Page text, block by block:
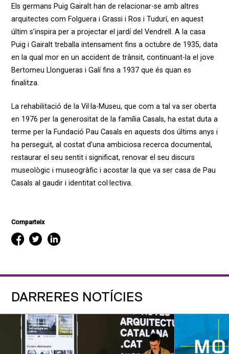
Els germans Puig Gairalt han de relacionar-se amb altres
arquitectes com Folguera i Grassi i Ros i Tudurí, en aquest
últim s’inspira per a projectar el jardí del Vendrell. A la casa
Puig i Gairalt treballa intensament fins a octubre de 1935, data
en la qual mor en un accident de trànsit, continuant-la el jove
Bertomeu Llongueras i Galí fins a 1937 que és quan es
finalitza.
La rehabilitació de la Vil·la-Museu, que com a tal va ser oberta
en 1976 per la generositat de la família Casals, ha estat duta a
terme per la Fundació Pau Casals en aquests dos últims anys i
ha perseguit, al costat d’una ambiciosa recerca documental,
restaurar el seu sentit i significat, renovar el seu discurs
museològic i museogràfic i acostar la que va ser casa de Pau
Casals al gaudir i identitat col·lectiva.
Comparteix
DARRERES NOTÍCIES